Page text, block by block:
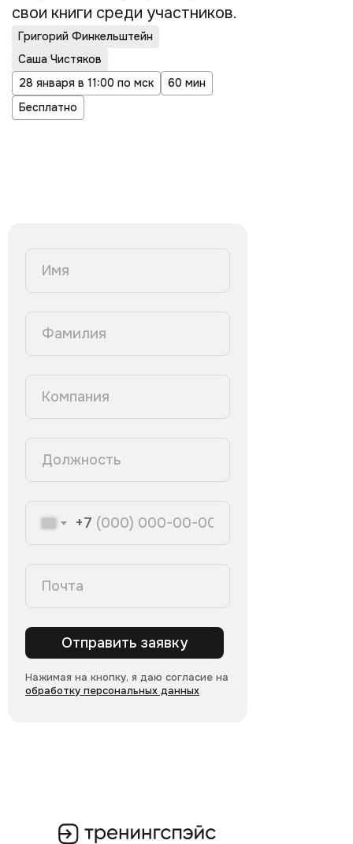
+7
Отправить заявку
Нажимая на кнопку, я даю согласие на
обработку персональных данных
свои книги среди участников.
Григорий Финкельштейн
Саша Чистяков
28 января в 11:00 по мск
60 мин
Бесплатно